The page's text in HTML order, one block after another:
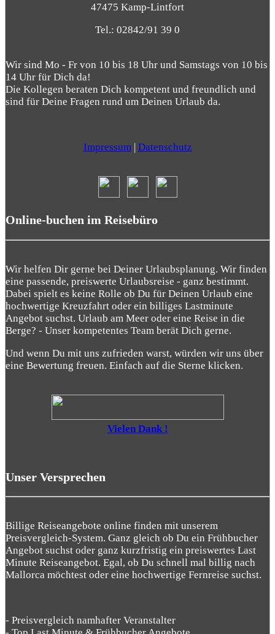
47475 Kamp-Lintfort
Tel.: 02842/91 39 0
Wir sind Mo - Fr von 10 bis 18 Uhr und Samstags von 10 bis
14 Uhr für Dich da!
Die Kollegen beraten Dich kompetent und freundlich und
sind für Deine Fragen rund um Deinen Urlaub da.
Impressum| Datenschutz
Online-buchen im Reisebüro
Wir helfen Dir gerne bei Deiner Urlaubsplanung. Wir finden
eine passende, preiswerte Urlaubsreise - ganz bestimmt.
Dabei spielt es keine Rolle ob Du für Deinen Urlaub eine
hochwertige Kreuzfahrt oder ein billiges Lastminute
Angebot suchst. Urlaub am Meer oder eine Reise in die
Berge? - Unser kompetentes Team berät Dich gerne.
Und wenn Du mit uns zufrieden warst, würden wir uns über
eine Bewertung freuen. Einfach auf die Sterne klicken.
Vielen Dank !
Unser Versprechen
Billige Reiseangebote online finden mit unserem
Preisvergleich-System. Ganz gleich ob Du ein Frühbucher
Angebot suchst oder ganz kurzfristig ein preiswertes Last
Minute Reiseangebot. Egal, ob Du schnell mal billig nach
Mallorca möchtest oder eine hochwertige Fernreise suchst.
- Preisvergleich namhafter Veranstalter